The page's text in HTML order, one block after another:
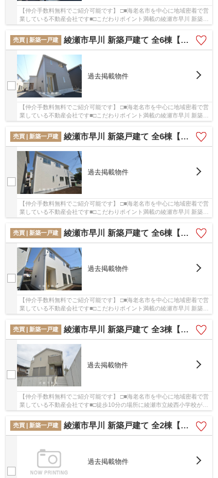
【仲介手数料無料でご紹介可能です】 □■海老名市を中心に地域密着で営
業している不動産会社です■□こだわりポイント満載の綾瀬市早川 新築戸
売買 | 新築一戸建
綾瀬市早川 新築戸建て 全6棟【仲介手数料無料】
過去掲載物件
【仲介手数料無料でご紹介可能です】 □■海老名市を中心に地域密着で営
業している不動産会社です■□こだわりポイント満載の綾瀬市早川 新築戸
売買 | 新築一戸建
綾瀬市早川 新築戸建て 全6棟【仲介手数料無料】
過去掲載物件
【仲介手数料無料でご紹介可能です】 □■海老名市を中心に地域密着で営
業している不動産会社です■□こだわりポイント満載の綾瀬市早川 新築戸
売買 | 新築一戸建
綾瀬市早川 新築戸建て 全6棟【仲介手数料無料】
過去掲載物件
【仲介手数料無料でご紹介可能です】 □■海老名市を中心に地域密着で営
業している不動産会社です■□こだわりポイント満載の綾瀬市早川 新築戸
売買 | 新築一戸建
綾瀬市早川 新築戸建て 全3棟【仲介手数料無料】
過去掲載物件
【仲介手数料無料でご紹介可能です】 □■海老名市を中心に地域密着で営
業している不動産会社です■□徒歩10分の場所に綾瀬市立綾西小学校があ
ります。新築ならではの「新しさ」がとても魅...
売買 | 新築一戸建
綾瀬市早川 新築戸建て 全2棟【仲介手数料無料】
過去掲載物件